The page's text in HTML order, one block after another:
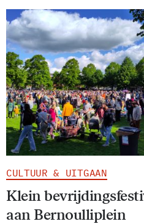
CULTUUR & UITGAAN
Klein
aan Bernoulliplein